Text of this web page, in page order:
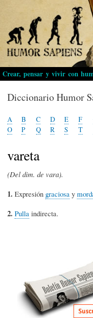
Crear, pensar y vivir con
Diccionario Humor
A B C D E F
O
P Q R S T
vareta
(Del dim. de vara).
1. Expresión graciosa y
2. Pulla indirecta.